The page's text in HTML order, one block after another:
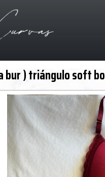
bur ) triángulo soft